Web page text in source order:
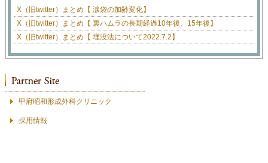
X（旧twitter）まとめ【 涙袋の加齢変化】
X（旧twitter）まとめ【 裏ハムラの長期経過10年後、15年後】
X（旧twitter）まとめ【 埋没法について2022.7.2】
甲府昭和形成外科クリニック
採用情報